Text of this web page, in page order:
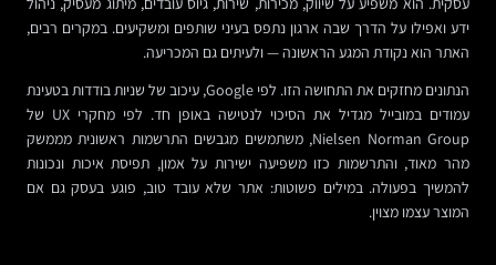
ידע ואפילו על הדרך שבה ארגון נתפס בעיני שותפים ומשקיעים. במקרים רבים,
האתר הוא נקודת המגע הראשונה — ולעיתים גם המכריעה.
הנתונים מחזקים את התחושה הזו. לפי Google, עיכוב של שניות בודדות בטעינת
עמודים במובייל מגדיל את הסיכוי לנטישה באופן חד. לפי מחקרי UX של
Nielsen Norman Group, משתמשים מגבשים התרשמות ראשונית מממשק
מהר מאוד, והתרשמות כזו משפיעה ישירות על אמון, תפיסת איכות ונכונות
להמשיך בפעולה. במילים פשוטות: אתר שלא עובד טוב, פוגע בעסק גם אם
המוצר עצמו מצוין.